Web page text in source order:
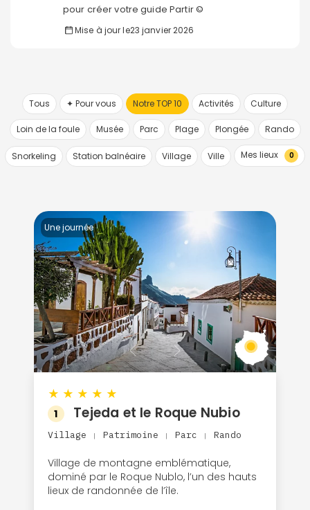
pour créer votre guide Partir ©
Mise à jour le23 janvier 2026
Tous ✦ Pour vous Notre TOP 10 Activités Culture
Loin de la foule Musée Parc Plage Plongée Rando
Snorkeling Station balnéaire Village Ville Mes lieux 0
Une journée
★ ★ ★ ★ ★
1 Tejeda et le Roque Nubio
Village | Patrimoine | Parc | Rando
Village de montagne emblématique,
dominé par le Roque Nublo, l’un des hauts
lieux de randonnée de l’île.